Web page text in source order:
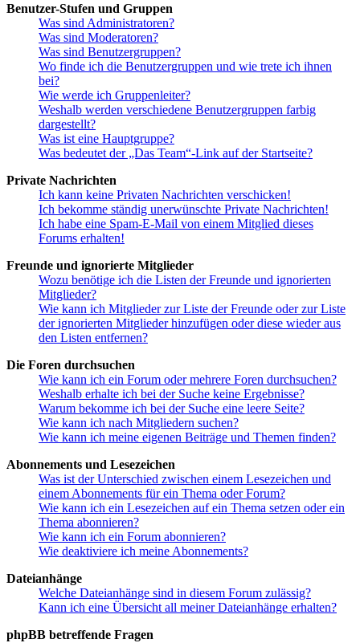
Benutzer-Stufen und Gruppen
Was sind Administratoren?
Was sind Moderatoren?
Was sind Benutzergruppen?
Wo finde ich die Benutzergruppen und wie trete ich ihnen
bei?
Wie werde ich Gruppenleiter?
Weshalb werden verschiedene Benutzergruppen farbig
dargestellt?
Was ist eine Hauptgruppe?
Was bedeutet der „Das Team“-Link auf der Startseite?
Private Nachrichten
Ich kann keine Privaten Nachrichten verschicken!
Ich bekomme ständig unerwünschte Private Nachrichten!
Ich habe eine Spam-E-Mail von einem Mitglied dieses
Forums erhalten!
Freunde und ignorierte Mitglieder
Wozu benötige ich die Listen der Freunde und ignorierten
Mitglieder?
Wie kann ich Mitglieder zur Liste der Freunde oder zur Liste
der ignorierten Mitglieder hinzufügen oder diese wieder aus
den Listen entfernen?
Die Foren durchsuchen
Wie kann ich ein Forum oder mehrere Foren durchsuchen?
Weshalb erhalte ich bei der Suche keine Ergebnisse?
Warum bekomme ich bei der Suche eine leere Seite?
Wie kann ich nach Mitgliedern suchen?
Wie kann ich meine eigenen Beiträge und Themen finden?
Abonnements und Lesezeichen
Was ist der Unterschied zwischen einem Lesezeichen und
einem Abonnements für ein Thema oder Forum?
Wie kann ich ein Lesezeichen auf ein Thema setzen oder ein
Thema abonnieren?
Wie kann ich ein Forum abonnieren?
Wie deaktiviere ich meine Abonnements?
Dateianhänge
Welche Dateianhänge sind in diesem Forum zulässig?
Kann ich eine Übersicht all meiner Dateianhänge erhalten?
phpBB betreffende Fragen